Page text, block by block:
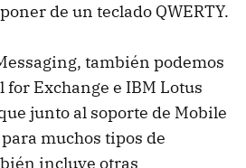
de un teclado QWERTY.
también podemos
for Exchange e IBM Lotus
junto al soporte de Mobile
muchos tipos de
incluye otras